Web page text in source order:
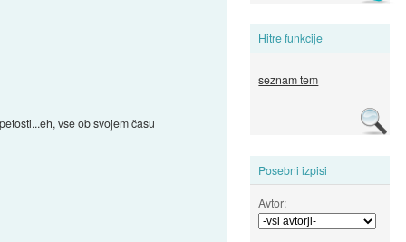
Hitre funkcije
seznam tem
Posebni izpisi
Avtor:
vse ob svojem času